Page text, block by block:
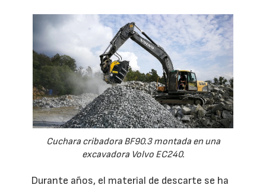
Cuchara cribadora BF90.3 montada en una
excavadora Volvo EC240.
Durante años, el material de descarte se ha